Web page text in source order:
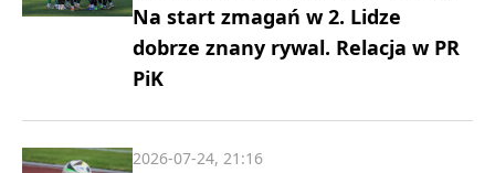
Na start zmagań w 2. Lidze
dobrze znany rywal. Relacja w PR
PiK
2026-07-24, 21:16